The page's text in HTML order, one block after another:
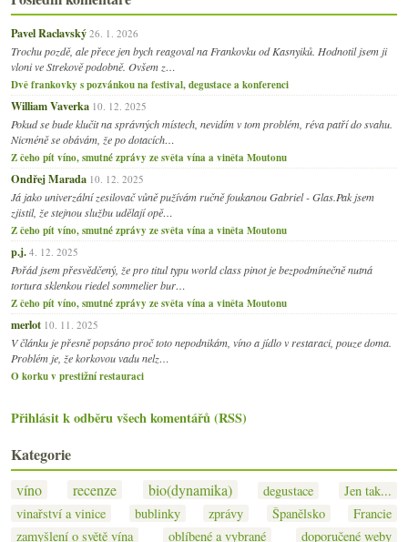
Pavel Raclavský 26. 1. 2026
Trochu pozdě, ale přece jen bych reagoval na Frankovku od Kasnyiků. Hodnotil jsem ji
vloni ve Strekově podobně. Ovšem z…
Dvě frankovky s pozvánkou na festival, degustace a konferenci
William Vaverka 10. 12. 2025
Pokud se bude klučit na správných místech, nevidím v tom problém, réva patří do svahu.
Nicméně se obávám, že po dotacích…
Z čeho pít víno, smutné zprávy ze světa vína a viněta Moutonu
Ondřej Marada 10. 12. 2025
Já jako univerzální zesilovač vůně pužívám ručně foukanou Gabriel - Glas.Pak jsem
zjistil, že stejnou službu udělají opě…
Z čeho pít víno, smutné zprávy ze světa vína a viněta Moutonu
p.j. 4. 12. 2025
Pořád jsem přesvědčený, že pro titul typu world class pinot je bezpodmínečně nutná
tortura sklenkou riedel sommelier bur…
Z čeho pít víno, smutné zprávy ze světa vína a viněta Moutonu
merlot 10. 11. 2025
V článku je přesně popsáno proč toto nepodnikám, víno a jídlo v restaraci, pouze doma.
Problém je, že korkovou vadu nelz…
O korku v prestižní restauraci
Přihlásit k odběru všech komentářů (RSS)
Kategorie
víno recenze bio(dynamika) degustace
Jen tak...
vinařství a vinice
bublinky zprávy Španělsko
Francie
zamyšlení o světě vína
oblíbené a vybrané doporučené weby